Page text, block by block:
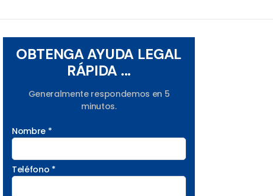
OBTENGA AYUDA LEGAL
RÁPIDA ...
Generalmente respondemos en 5
minutos.
Nombre *
Teléfono *